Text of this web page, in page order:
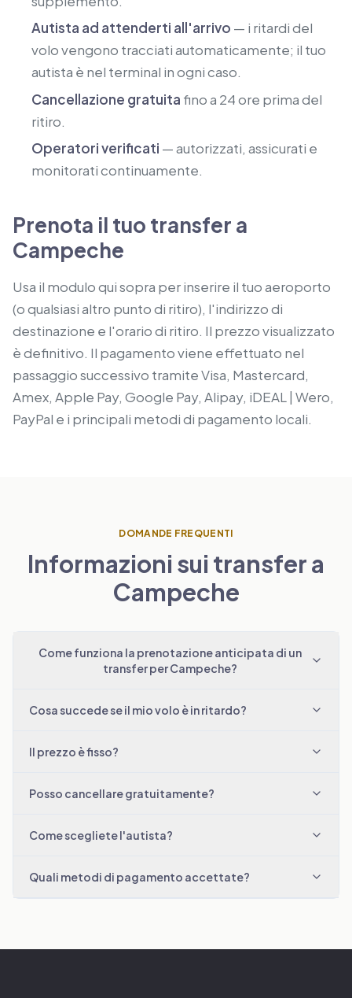
Autista ad attenderti all'arrivo — i ritardi del
volo vengono tracciati automaticamente; il tuo
autista è nel terminal in ogni caso.
Cancellazione gratuita fino a 24 ore prima del
ritiro.
Operatori verificati — autorizzati, assicurati e
monitorati continuamente.
Prenota il tuo transfer a
Campeche
Usa il modulo qui sopra per inserire il tuo aeroporto
(o qualsiasi altro punto di ritiro), l'indirizzo di
destinazione e l'orario di ritiro. Il prezzo visualizzato
è definitivo. Il pagamento viene effettuato nel
passaggio successivo tramite Visa, Mastercard,
Amex, Apple Pay, Google Pay, Alipay, iDEAL | Wero,
PayPal e i principali metodi di pagamento locali.
DOMANDE FREQUENTI
Informazioni sui transfer a
Campeche
Come funziona la prenotazione anticipata di un
transfer per Campeche?
Cosa succede se il mio volo è in ritardo?
Il prezzo è fisso?
Posso cancellare gratuitamente?
Come scegliete l'autista?
Quali metodi di pagamento accettate?